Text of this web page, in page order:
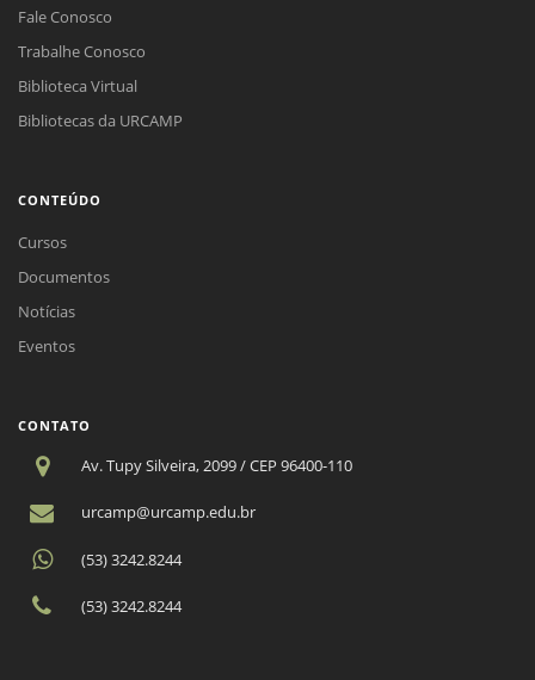
Fale Conosco
Trabalhe Conosco
Biblioteca Virtual
Bibliotecas da URCAMP
CONTEÚDO
Cursos
Documentos
Notícias
Eventos
CONTATO
Av. Tupy Silveira, 2099 / CEP 96400-110
urcamp@urcamp.edu.br
(53) 3242.8244
(53) 3242.8244